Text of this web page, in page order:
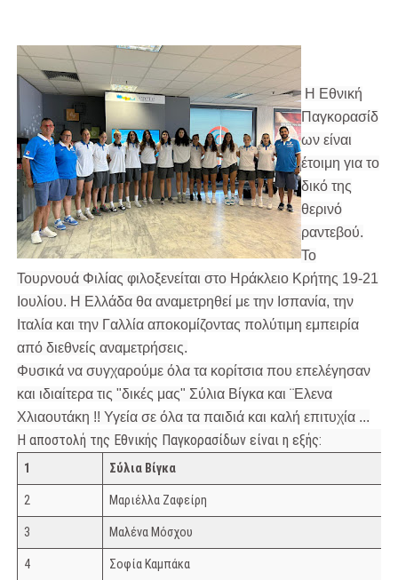
Η Εθνική
Παγκορασίδ
ων είναι
έτοιμη για το
δικό της
θερινό
ραντεβού.
Το
Τουρνουά Φιλίας φιλοξενείται στο Ηράκλειο Κρήτης 19-21
Ιουλίου. Η Ελλάδα θα αναμετρηθεί με την Ισπανία, την
Ιταλία και την Γαλλία αποκομίζοντας πολύτιμη εμπειρία
από διεθνείς αναμετρήσεις.
Φυσικά να συγχαρούμε όλα τα κορίτσια που επελέγησαν
και ιδιαίτερα τις "δικές μας" Σύλια Βίγκα και ¨Ελενα
Χλιαουτάκη !! Υγεία σε όλα τα παιδιά και καλή επιτυχία ...
Η αποστολή της Εθνικής Παγκορασίδων είναι η εξής:
1 Σύλια Βίγκα
2 Μαριέλλα Ζαφείρη
3 Μαλένα Μόσχου
4 Σοφία Καμπάκα